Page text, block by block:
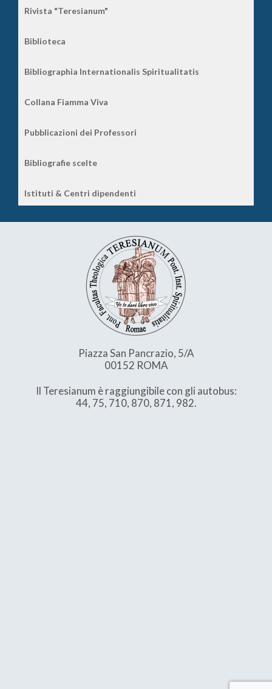
Rivista "Teresianum"
Biblioteca
Bibliographia Internationalis Spiritualitatis
Collana Fiamma Viva
Pubblicazioni dei Professori
Bibliografie scelte
Istituti & Centri dipendenti
Piazza San Pancrazio, 5/A
00152 ROMA
Il Teresianum è raggiungibile con gli autobus:
44, 75, 710, 870, 871, 982.